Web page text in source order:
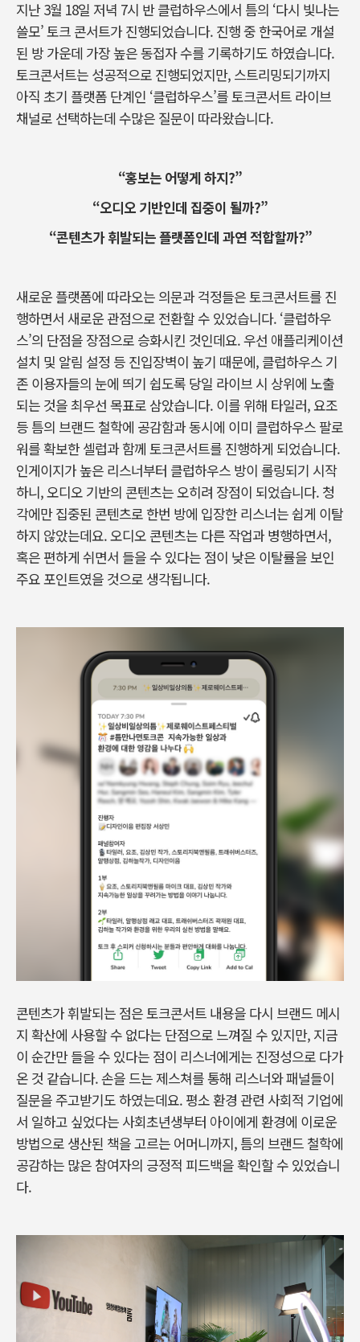
지난 3월 18일 저녁 7시 반 클럽하우스에서 틈의 ‘다시 빛나는
쓸모’ 토크 콘서트가 진행되었습니다. 진행 중 한국어로 개설
된 방 가운데 가장 높은 동접자 수를 기록하기도 하였습니다.
토크콘서트는 성공적으로 진행되었지만, 스트리밍되기까지
아직 초기 플랫폼 단계인 ‘클럽하우스’를 토크콘서트 라이브
채널로 선택하는데 수많은 질문이 따라왔습니다.
“홍보는 어떻게 하지?”
“오디오 기반인데 집중이 될까?”
“콘텐츠가 휘발되는 플랫폼인데 과연 적합할까?”
새로운 플랫폼에 따라오는 의문과 걱정들은 토크콘서트를 진
행하면서 새로운 관점으로 전환할 수 있었습니다. ‘클럽하우
스’의 단점을 장점으로 승화시킨 것인데요. 우선 애플리케이션
설치 및 알림 설정 등 진입장벽이 높기 때문에, 클럽하우스 기
존 이용자들의 눈에 띄기 쉽도록 당일 라이브 시 상위에 노출
되는 것을 최우선 목표로 삼았습니다. 이를 위해 타일러, 요조
등 틈의 브랜드 철학에 공감함과 동시에 이미 클럽하우스 팔로
워를 확보한 셀럽과 함께 토크콘서트를 진행하게 되었습니다.
인게이지가 높은 리스너부터 클럽하우스 방이 롤링되기 시작
하니, 오디오 기반의 콘텐츠는 오히려 장점이 되었습니다. 청
각에만 집중된 콘텐츠로 한번 방에 입장한 리스너는 쉽게 이탈
하지 않았는데요. 오디오 콘텐츠는 다른 작업과 병행하면서,
혹은 편하게 쉬면서 들을 수 있다는 점이 낮은 이탈률을 보인
주요 포인트였을 것으로 생각됩니다.
콘텐츠가 휘발되는 점은 토크콘서트 내용을 다시 브랜드 메시
지 확산에 사용할 수 없다는 단점으로 느껴질 수 있지만, 지금
이 순간만 들을 수 있다는 점이 리스너에게는 진정성으로 다가
온 것 같습니다. 손을 드는 제스쳐를 통해 리스너와 패널들이
질문을 주고받기도 하였는데요. 평소 환경 관련 사회적 기업에
서 일하고 싶었다는 사회초년생부터 아이에게 환경에 이로운
방법으로 생산된 책을 고르는 어머니까지, 틈의 브랜드 철학에
공감하는 많은 참여자의 긍정적 피드백을 확인할 수 있었습니
다.